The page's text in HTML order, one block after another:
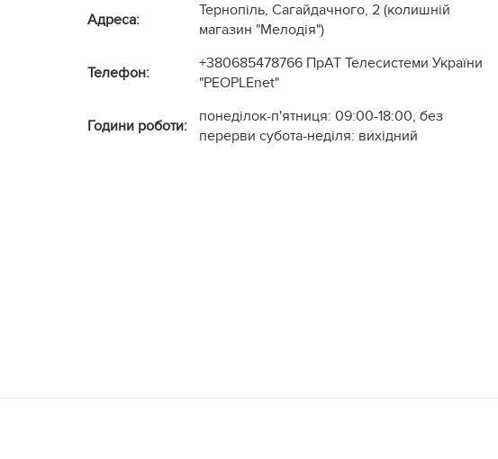
Адреса:
Тернопіль, Сагайдачного, 2 (колишній
магазин "Мелодія")
Телефон:
+380685478766 ПрАТ Телесистеми України
"PEOPLEnet"
Години роботи:
понеділок-п'ятниця: 09:00-18:00, без
перерви субота-неділя: вихідний